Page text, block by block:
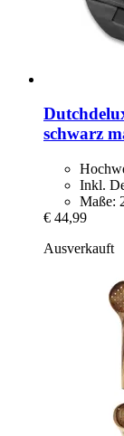
schwarz
Inkl.
Maße:
€ 44,99
Ausverkauft